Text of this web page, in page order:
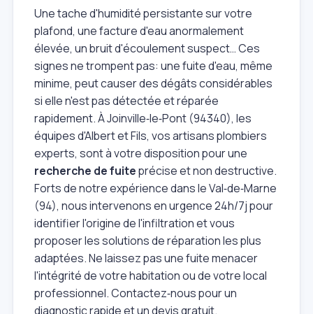
Une tache d'humidité persistante sur votre
plafond, une facture d'eau anormalement
élevée, un bruit d'écoulement suspect… Ces
signes ne trompent pas: une fuite d'eau, même
minime, peut causer des dégâts considérables
si elle n'est pas détectée et réparée
rapidement. À Joinville‑le‑Pont (94340), les
équipes d'Albert et Fils, vos artisans plombiers
experts, sont à votre disposition pour une
recherche de fuiteprécise et non destructive.
Forts de notre expérience dans le Val‑de‑Marne
(94), nous intervenons en urgence 24h/7j pour
identifier l'origine de l'infiltration et vous
proposer les solutions de réparation les plus
adaptées. Ne laissez pas une fuite menacer
l'intégrité de votre habitation ou de votre local
professionnel. Contactez‑nous pour un
diagnostic rapide et un devis gratuit.